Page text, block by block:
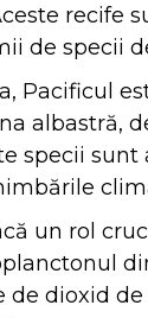
recife
de specii
Pacificul
albastră,
specii
un rol
de dioxid